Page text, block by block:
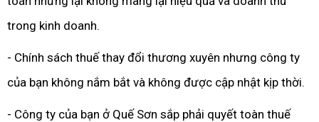
trong kinh doanh.
- Chính sách thuế thay đổi thương xuyên nhưng công ty
của bạn không nắm bắt và không được cập nhật kịp thời.
- Công ty của bạn ở Quế Sơn sắp phải quyết toàn thuế